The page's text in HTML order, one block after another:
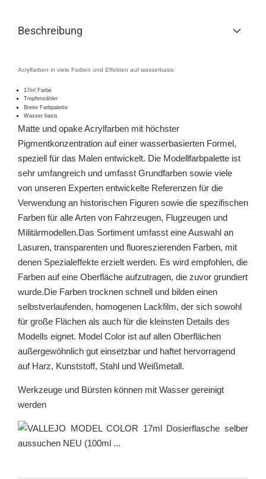
Beschreibung
Acrylfarben in viele Farben und Effekten auf wasserbasis
17ml Farbe
Tropfenzähler
Breite Farbpalette
Wasser basis
Matte und opake Acrylfarben mit höchster
Pigmentkonzentration auf einer wasserbasierten Formel,
speziell für das Malen entwickelt. Die Modellfarbpalette ist
sehr umfangreich und umfasst Grundfarben sowie viele
von unseren Experten entwickelte Referenzen für die
Verwendung an historischen Figuren sowie die spezifischen
Farben für alle Arten von Fahrzeugen, Flugzeugen und
Militärmodellen.Das Sortiment umfasst eine Auswahl an
Lasuren, transparenten und fluoreszierenden Farben, mit
denen Spezialeffekte erzielt werden. Es wird empfohlen, die
Farben auf eine Oberfläche aufzutragen, die zuvor grundiert
wurde.Die Farben trocknen schnell und bilden einen
selbstverlaufenden, homogenen Lackfilm, der sich sowohl
für große Flächen als auch für die kleinsten Details des
Modells eignet. Model Color ist auf allen Oberflächen
außergewöhnlich gut einsetzbar und haftet hervorragend
auf Harz, Kunststoff, Stahl und Weißmetall.
Werkzeuge und Bürsten können mit Wasser gereinigt
werden